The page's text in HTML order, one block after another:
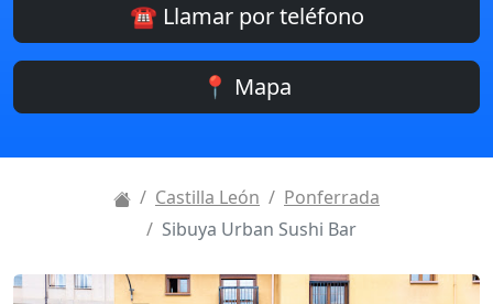
☎️ Llamar por teléfono
📍 Mapa
Castilla León
Ponferrada
Sibuya Urban Sushi Bar